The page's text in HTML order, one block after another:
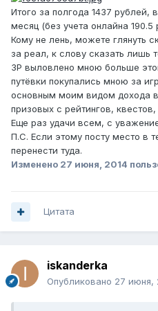
Итого за полгода 1437 рублей,
месяц (без учета онлайна 190.5
Кому не лень, можете глянуть
за реал, к слову сказать лишь
ЗР выловлено мною больше
путёвки покупались мною за
основным моим видом дохода
призовых с рейтингов,
Еще раз удачи всем, с
П.С. Если этому посту место в
перенести туда.
Изменено 27 июня, 2014
Цитата
iskanderka
Опубликовано 27 июня,